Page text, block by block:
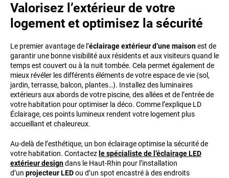
Valorisez l’extérieur de votre
logement et optimisez la sécurité
Le premier avantage de l’éclairage extérieur d’une maisonest de
garantir une bonne visibilité aux résidents et aux visiteurs quand le
temps est couvert ou à la nuit tombée. Cela permet également de
mieux révéler les différents éléments de votre espace de vie (sol,
jardin, terrasse, balcon, plantes…). Installez des luminaires
extérieurs aux abords de votre piscine, des allées et de l’entrée de
votre habitation pour optimiser la déco. Comme l’explique LD
Éclairage, ces points lumineux rendent votre logement plus
accueillant et chaleureux.
Au-delà de l’esthétique, un bon éclairage optimise la sécurité de
votre habitation. Contactez le spécialiste de l’éclairage LED
extérieur designdans le Haut-Rhin pour l’installation
d’un projecteurLEDou d’un spot encastré à des endroits